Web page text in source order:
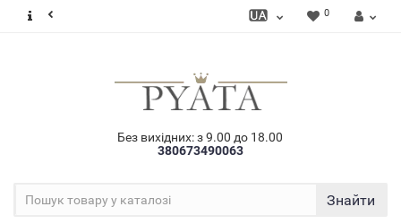
0
Без вихідних: з 9.00 до 18.00
380673490063
Знайти